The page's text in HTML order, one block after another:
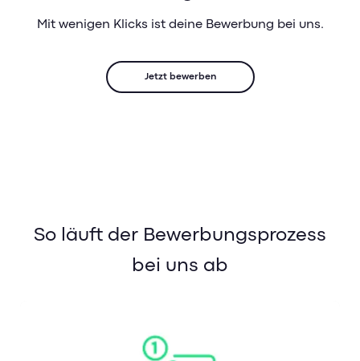
Mit wenigen Klicks ist deine Bewerbung bei uns.
Jetzt bewerben
So läuft der Bewerbungsprozess
bei uns ab